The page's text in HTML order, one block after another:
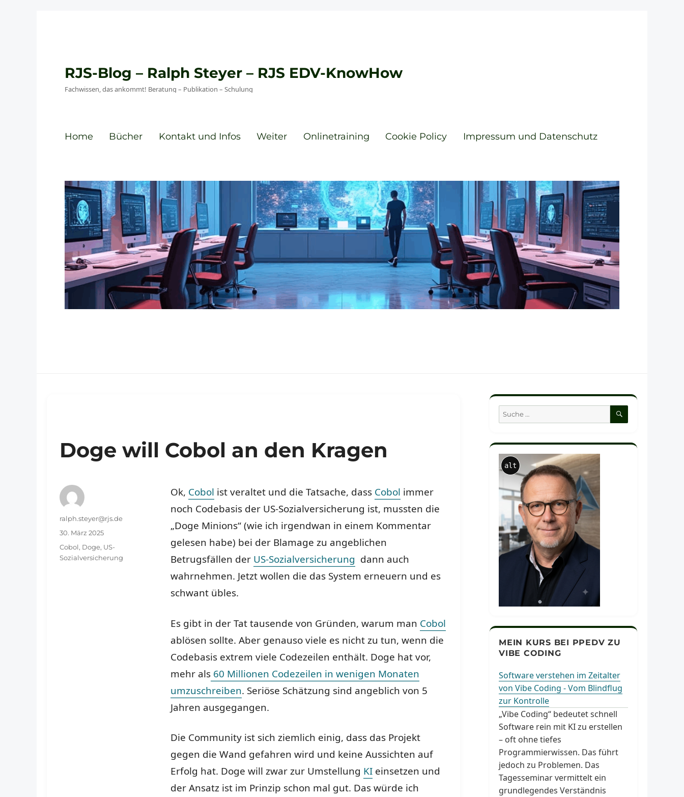
RJS-Blog – Ralph Steyer – RJS EDV-KnowHow
Fachwissen, das ankommt! Beratung – Publikation – Schulung
Home Bücher Kontakt und Infos Weiter Onlinetraining Cookie Policy Impressum und Datenschutz
Doge will Cobol an den Kragen
Ok, Cobol ist veraltet und die Tatsache, dass Cobol immer
noch Codebasis der US-Sozialversicherung ist, mussten die
„Doge Minions“ (wie ich irgendwan in einem Kommentar
gelesen habe) bei der Blamage zu angeblichen
Betrugsfällen der US-Sozialversicherung dann auch
wahrnehmen. Jetzt wollen die das System erneuern und es
schwant übles.
Es gibt in der Tat tausende von Gründen, warum man Cobol
ablösen sollte. Aber genauso viele es nicht zu tun, wenn die
Codebasis extrem viele Codezeilen enthält. Doge hat vor,
mehr als60 Millionen Codezeilen in wenigen Monaten
umzuschreiben. Seriöse Schätzung sind angeblich von 5
Jahren ausgegangen.
Die Community ist sich ziemlich einig, dass das Projekt
gegen die Wand gefahren wird und keine Aussichten auf
Erfolg hat. Doge will zwar zur Umstellung KIeinsetzen und
der Ansatz ist im Prinzip schon mal gut. Das würde ich
Autor
ralph.steyer@rjs.de
Veröffentlicht
am
30. März 2025
Schlagwörter
Cobol, Doge, US-
Sozialversicherung
Suche
nach:
SUCHEN
alt
MEIN KURS BEI PPEDV ZU
VIBE CODING
Software verstehen im Zeitalter
von Vibe Coding - Vom Blindflug
zur Kontrolle
„Vibe Coding“ bedeutet schnell
Software rein mit KI zu erstellen
– oft ohne tiefes
Programmierwissen. Das führt
jedoch zu Problemen. Das
Tagesseminar vermittelt ein
grundlegendes Verständnis